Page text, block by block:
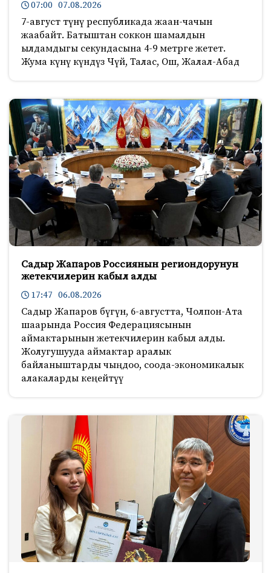
07:00 07.08.2026
7-август түнү республикада жаан-чачын
жаабайт. Батыштан соккон шамалдын
ылдамдыгы секундасына 4-9 метрге жетет.
Жума күнү күндүз Чүй, Талас, Ош, Жалал-Абад
Садыр Жапаров Россиянын региондорунун
жетекчилерин кабыл алды
17:47 06.08.2026
Садыр Жапаров бүгүн, 6-августта, Чолпон-Ата
шаарында Россия Федерациясынын
аймактарынын жетекчилерин кабыл алды.
Жолугушууда аймактар аралык
байланыштарды чыңдоо, соода-экономикалык
алакаларды кеңейтүү